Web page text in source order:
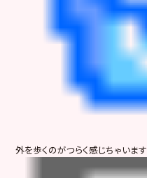
外を歩くのがつらく感じちゃいます